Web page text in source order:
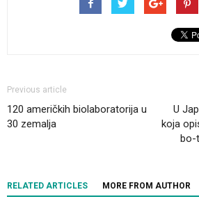
Previous article
120 američkih biolaboratorija u
30 zemalja
U
koja
bo-
RELATED ARTICLES MORE FROM AUTHOR